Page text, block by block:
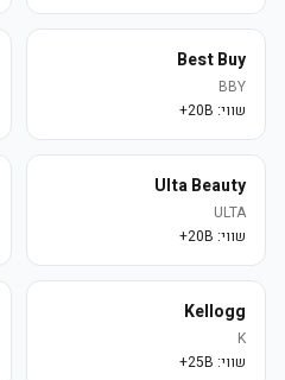
Best Buy
BBY
שווי: 20B+
Ulta Beauty
ULTA
שווי: 20B+
Kellogg
K
שווי: 25B+